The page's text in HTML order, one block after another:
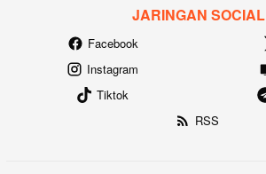
JARINGAN SOCIAL
Facebook
Instagram
Tiktok
RSS